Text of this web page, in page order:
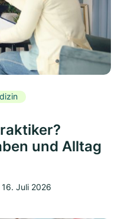
und Alltag
16. Juli 2026